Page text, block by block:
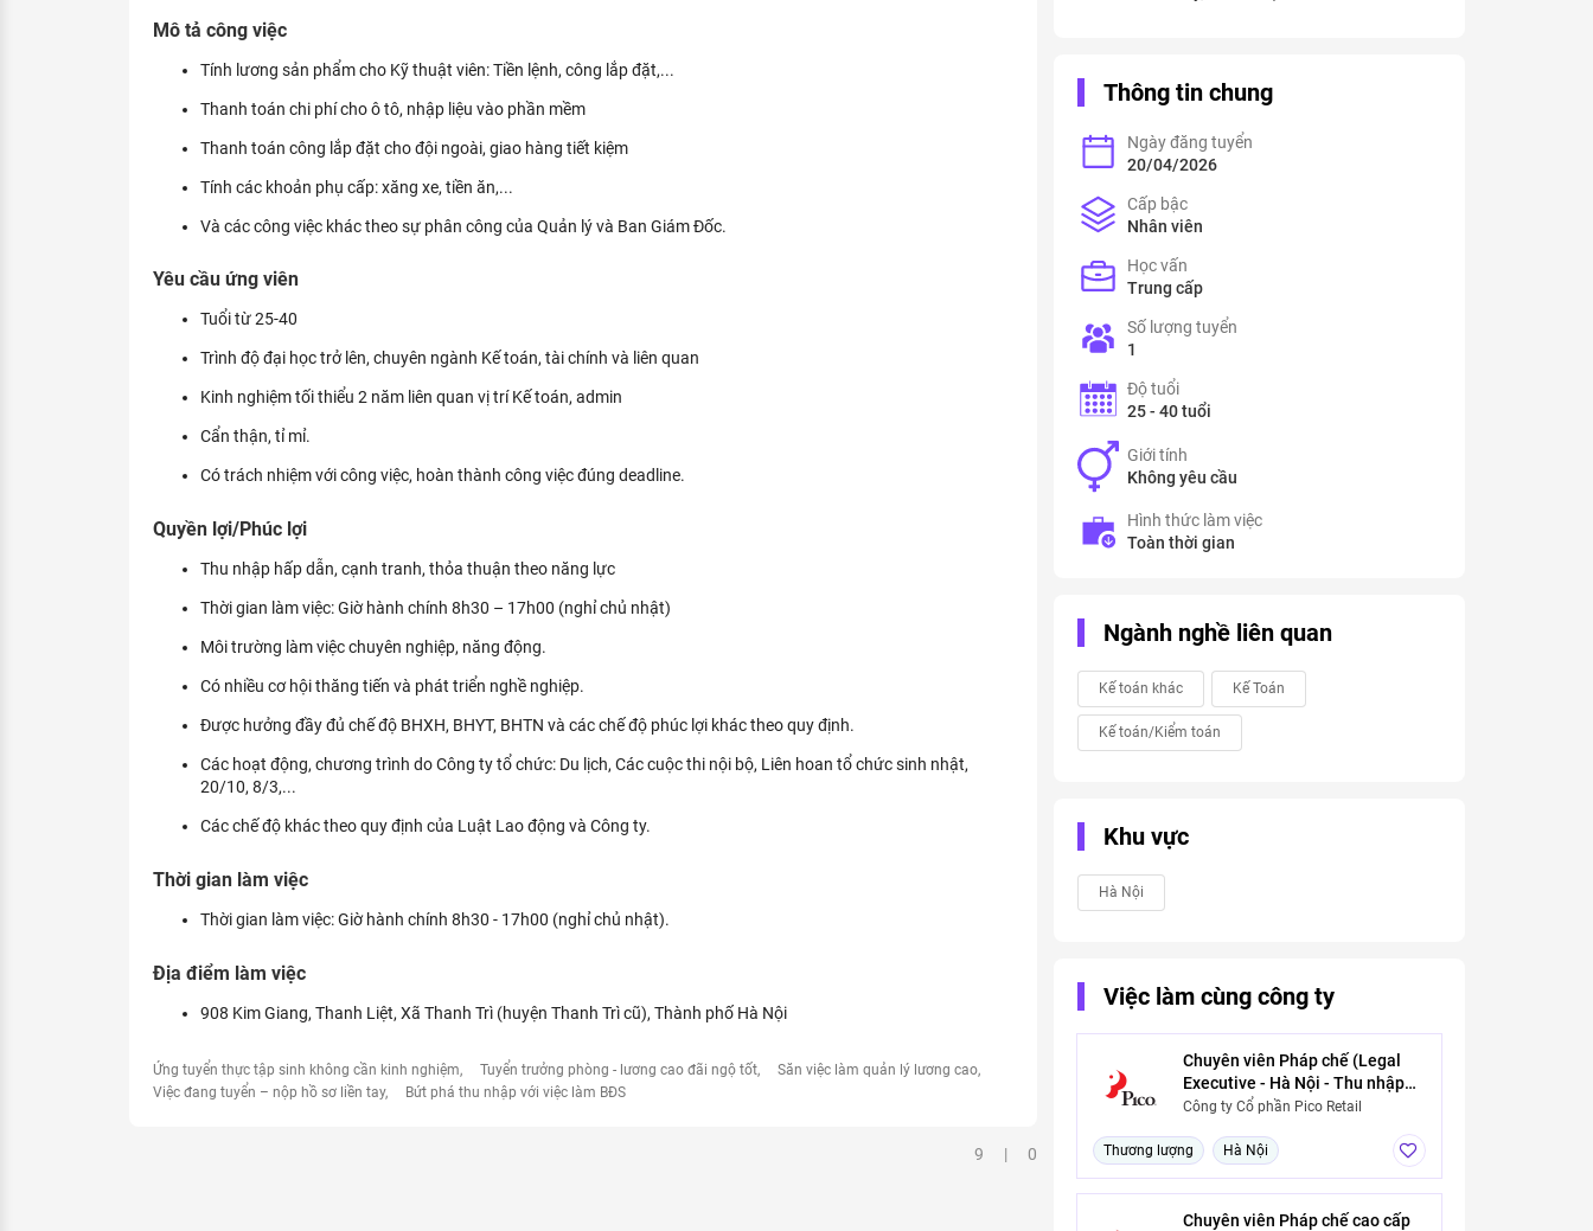
KHÁM PHÁ NGHỀ NGHIỆP
Kỹ năng nghề nghiệp
HƯỚNG NGHIỆP VIỆC LÀM
Đặc trưng từng nghề
XÂY DỰNG VÀ PHÁT TRIỂN ĐỘI NGŨ
TUYỂN DỤNG VIỆC LÀM
Mô tả công việc
Tính lương sản phẩm cho Kỹ thuật viên: Tiền lệnh, công lắp đặt,...
Thanh toán chi phí cho ô tô, nhập liệu vào phần mềm
Thanh toán công lắp đặt cho đội ngoài, giao hàng tiết kiệm
Tính các khoản phụ cấp: xăng xe, tiền ăn,...
Và các công việc khác theo sự phân công của Quản lý và Ban Giám Đốc.
Yêu cầu ứng viên
Tuổi từ 25-40
Trình độ đại học trở lên, chuyên ngành Kế toán, tài chính và liên quan
Kinh nghiệm tối thiểu 2 năm liên quan vị trí Kế toán, admin
Cẩn thận, tỉ mỉ.
Có trách nhiệm với công việc, hoàn thành công việc đúng deadline.
Quyền lợi/Phúc lợi
Thu nhập hấp dẫn, cạnh tranh, thỏa thuận theo năng lực
Thời gian làm việc: Giờ hành chính 8h30 – 17h00 (nghỉ chủ nhật)
Môi trường làm việc chuyên nghiệp, năng động.
Có nhiều cơ hội thăng tiến và phát triển nghề nghiệp.
Được hưởng đầy đủ chế độ BHXH, BHYT, BHTN và các chế độ phúc lợi khác theo quy định.
Các hoạt động, chương trình do Công ty tổ chức: Du lịch, Các cuộc thi nội bộ, Liên hoan tổ chức sinh nhật,
20/10, 8/3,...
Các chế độ khác theo quy định của Luật Lao động và Công ty.
Thời gian làm việc
Thời gian làm việc: Giờ hành chính 8h30 - 17h00 (nghỉ chủ nhật).
Địa điểm làm việc
908 Kim Giang, Thanh Liệt, Xã Thanh Trì (huyện Thanh Trì cũ), Thành phố Hà Nội
Ứng tuyển thực tập sinh không cần kinh nghiệm Tuyển trưởng phòng - lương cao đãi ngộ tốt
Săn việc làm quản lý lương cao
Việc đang tuyển – nộp hồ sơ liền tay
Bứt phá thu nhập với việc làm BĐS
9 | 0
Thông tin chung
Ngày đăng tuyển
20/04/2026
Cấp bậc
Nhân viên
Học vấn
Trung cấp
Số lượng tuyển
1
Độ tuổi
25 - 40 tuổi
Giới tính
Không yêu cầu
Hình thức làm việc
Toàn thời gian
Ngành nghề liên quan
Kế toán khác Kế Toán
Kế toán/Kiểm toán
Khu vực
Hà Nội
Việc làm cùng công ty
Chuyên viên Pháp chế (Legal
Executive - Hà Nội - Thu nhập
cạnh tranh, từ 3 năm kinh
Công ty Cổ phần Pico Retail
Thương lượng Hà Nội
Chuyên viên Pháp chế cao cấp